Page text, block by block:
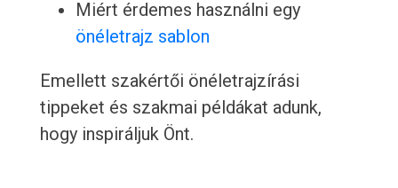
Miért érdemes használni egy
önéletrajz sablon
Emellett szakértői önéletrajzírási
tippeket és szakmai példákat adunk,
hogy inspiráljuk Önt.